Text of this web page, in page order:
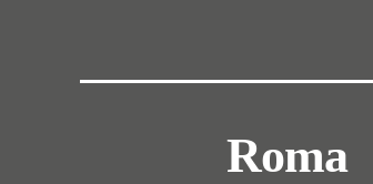
Roma